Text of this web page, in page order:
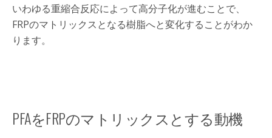
いわゆる重縮合反応によって高分子化が進むことで、
FRPのマトリックスとなる樹脂へと変化することがわか
ります。
PFAをFRPのマトリックスとする動機